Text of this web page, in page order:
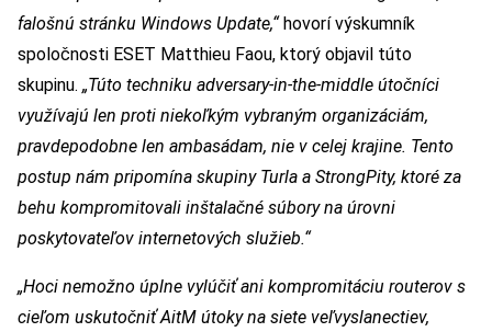
falošnú stránku Windows Update,“ hovorí výskumník
spoločnosti ESET Matthieu Faou, ktorý objavil túto
skupinu. „Túto techniku adversary-in-the-middle útočníci
využívajú len proti niekoľkým vybraným organizáciám,
pravdepodobne len ambasádam, nie v celej krajine. Tento
postup nám pripomína skupiny Turla a StrongPity, ktoré za
behu kompromitovali inštalačné súbory na úrovni
poskytovateľov internetových služieb.“
„Hoci nemožno úplne vylúčiť ani kompromitáciu routerov s
cieľom uskutočniť AitM útoky na siete veľvyslanectiev,